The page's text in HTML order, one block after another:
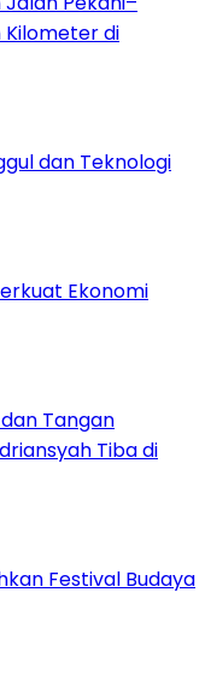
Kilometer di
dan Teknologi
Ekonomi
Tangan
Tiba di
Festival Budaya